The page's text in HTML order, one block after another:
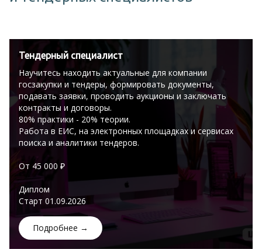
Тендерный специалист
Научитесь находить актуальные для компании
госзакупки и тендеры, формировать документы,
подавать заявки, проводить аукционы и заключать
контракты и договоры.
80% практики - 20% теории.
Работа в ЕИС, на электронных площадках и сервисах
поиска и аналитики тендеров.
От 45 000 ₽
Диплом
Старт 01.09.2026
Подробнее →